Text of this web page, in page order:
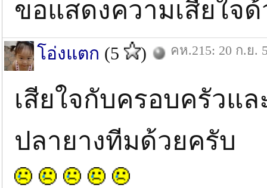
ขอแสดงความเสียใจ
โอ่งแตก (5 ) คห.215: 20 ก.ย.
เสียใจกับครอบครัวแ
ปลายางทีมด้วยครับ